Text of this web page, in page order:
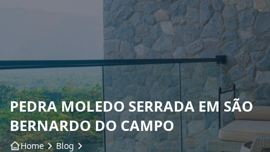
Home
Sobre nós
Produtos
Insumos
PEDRA MOLEDO SERRADA EM SÃO
BERNARDO DO CAMPO
Home
Blog